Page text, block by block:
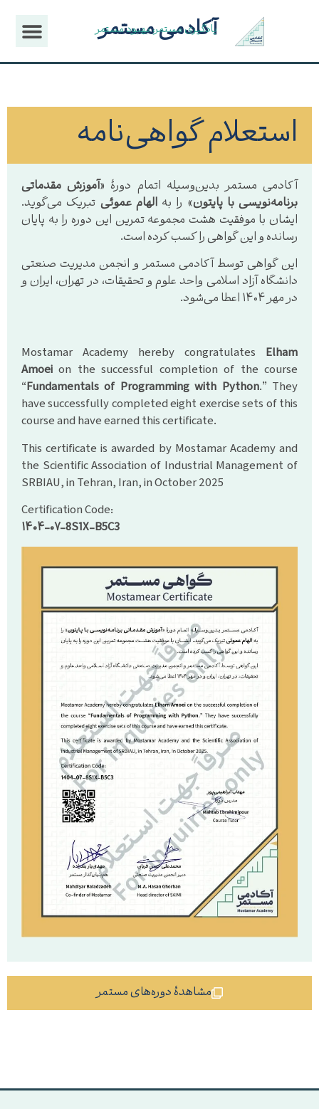
آکادمی مستمر
یادگیری مستمر، بهبود مستمر
استعلام گواهی‌نامه
آکادمی مستمر بدین‌وسیله اتمام دورهٔ «آموزش مقدماتی
برنامه‌نویسی با پایتون» را بهالهام عموئی تبریک می‌گوید.
ایشان با موفقیت هشت مجموعه تمرین این دوره را به پایان
رسانده و این گواهی را کسب کرده است.
این گواهی توسط آکادمی مستمر و انجمن مدیریت صنعتی
دانشگاه آزاد اسلامی واحد علوم و تحقیقات، در تهران، ایران و
در مهر ۱۴۰۴ اعطا می‌شود.
Mostamar Academy hereby congratulates Elham
Amoei on the successful completion of the course
“Fundamentals of Programming with Python.” They
have successfully completed eight exercise sets of this
course and have earned this certificate.
This certificate is awarded by Mostamar Academy and
the Scientific Association of Industrial Management of
SRBIAU, in Tehran, Iran, in October 2025
Certification Code:
۱۴۰۴-۰۷-8S1X-B5C3
مشاهدهٔ دوره‌های مستمر